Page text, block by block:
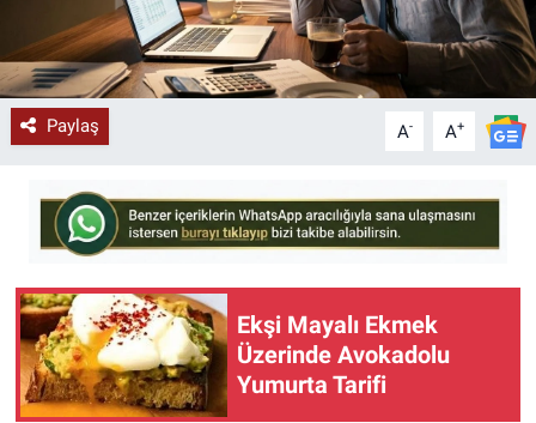
Paylaş A- A+
Ekşi Mayalı Ekmek
Üzerinde Avokadolu
Yumurta Tarifi